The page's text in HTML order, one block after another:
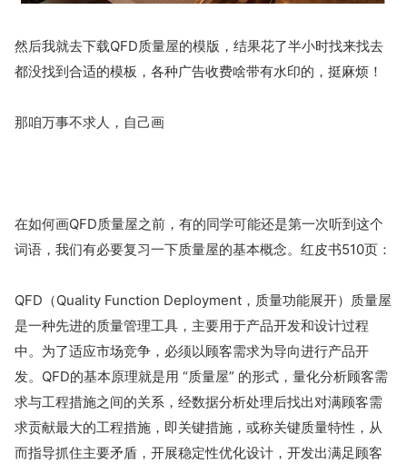
然后我就去下载QFD质量屋的模版，结果花了半小时找来找去
都没找到合适的模板，各种广告收费啥带有水印的，挺麻烦！
那咱万事不求人，自己画
在如何画QFD质量屋之前，有的同学可能还是第一次听到这个
词语，我们有必要复习一下质量屋的基本概念。红皮书510页：
QFD（Quality Function Deployment，质量功能展开）质量屋
是一种先进的质量管理工具，主要用于产品开发和设计过程
中。为了适应市场竞争，必须以顾客需求为导向进行产品开
发。QFD的基本原理就是用 “质量屋” 的形式，量化分析顾客需
求与工程措施之间的关系，经数据分析处理后找出对满顾客需
求贡献最大的工程措施，即关键措施，或称关键质量特性，从
而指导抓住主要矛盾，开展稳定性优化设计，开发出满足顾客